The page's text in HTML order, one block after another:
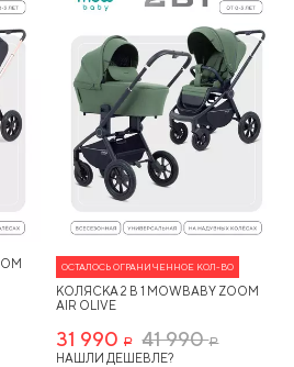
ОСТАЛОСЬ ОГРАНИЧЕННОЕ КОЛ-ВО
КОЛЯСКА 2 В 1 MOWBABY ZOOM
AIR OLIVE
31 990 Р 41 990Р
НАШЛИ ДЕШЕВЛЕ?